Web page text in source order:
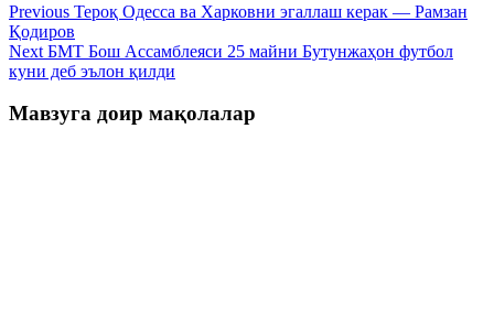
Previous Тероқ Одесса ва Харковни эгаллаш керак — Рамзан
Қодиров
Next БМТ Бош Ассамблеяси 25 майни Бутунжаҳон футбол
куни деб эълон қилди
Мавзуга доир мақолалар